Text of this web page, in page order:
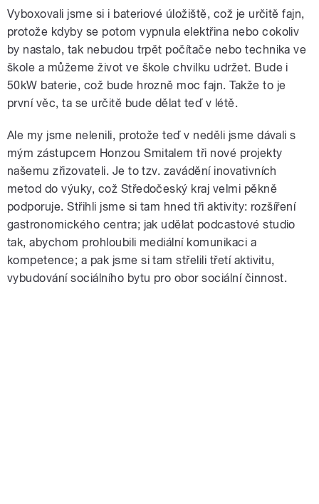
Vyboxovali jsme si i bateriové úložiště, což je určitě fajn,
protože kdyby se potom vypnula elektřina nebo cokoliv
by nastalo, tak nebudou trpět počítače nebo technika ve
škole a můžeme život ve škole chvilku udržet. Bude i
50kW baterie, což bude hrozně moc fajn. Takže to je
první věc, ta se určitě bude dělat teď v létě.
Ale my jsme nelenili, protože teď v neděli jsme dávali s
mým zástupcem Honzou Smitalem tři nové projekty
našemu zřizovateli. Je to tzv. zavádění inovativních
metod do výuky, což Středočeský kraj velmi pěkně
podporuje. Střihli jsme si tam hned tři aktivity: rozšíření
gastronomického centra; jak udělat podcastové studio
tak, abychom prohloubili mediální komunikaci a
kompetence; a pak jsme si tam střelili třetí aktivitu,
vybudování sociálního bytu pro obor sociální činnost.